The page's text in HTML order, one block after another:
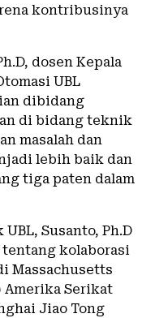
kontribusinya
dosen Kepala
UBL
dibidang
di bidang teknik
masalah dan
lebih baik dan
tiga paten dalam
Susanto, Ph.D
kolaborasi
Massachusetts
Serikat
Jiao Tong